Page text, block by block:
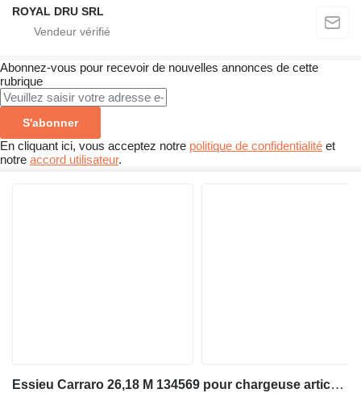
ROYAL DRU SRL
Abonnez-vous pour recevoir de nouvelles annonces de cette
rubrique
S'abonner
En cliquant ici, vous acceptez notre politique de confidentialité et
notre accord utilisateur.
Essieu Carraro 26,18 M 134569 pour chargeuse articulée télescopique